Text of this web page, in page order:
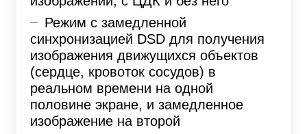
Режим с замедленной
синхронизацией DSD для получения
изображения движущихся объектов
(сердце, кровоток сосудов) в
реальном времени на одной
половине экране, и замедленное
изображение на второй